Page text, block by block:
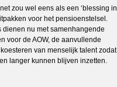
zou wel eens als een ‘blessing in
voor het pensioenstelsel.
dienen nu met samenhangende
voor de AOW, de aanvullende
van menselijk talent zodat
langer kunnen blijven inzetten.